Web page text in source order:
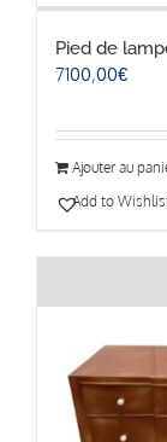
Pied de
7100,00€
Ajouter au
Add to